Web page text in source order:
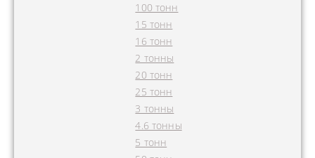
100 тонн
15 тонн
16 тонн
2 тонны
20 тонн
25 тонн
3 тонны
4.6 тонны
5 тонн